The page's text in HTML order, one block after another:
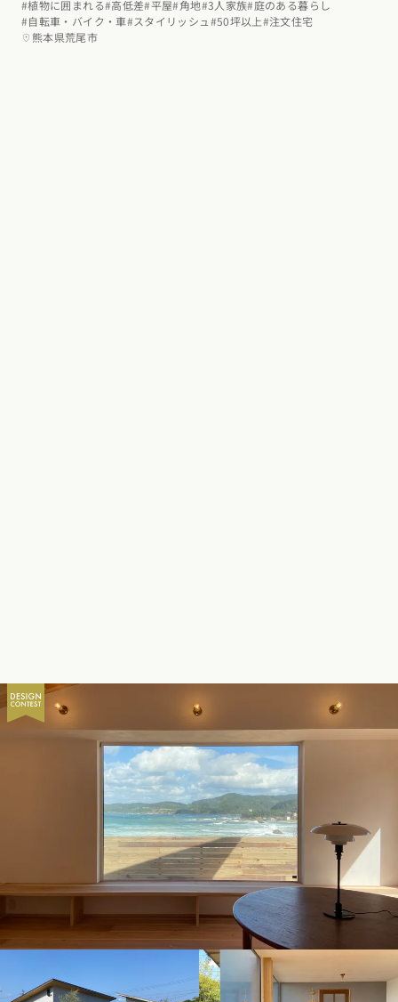
#植物に囲まれる#高低差#平屋#角地#3人家族#庭のある暮らし
#自転車・バイク・車#スタイリッシュ#50坪以上#注文住宅
熊本県荒尾市